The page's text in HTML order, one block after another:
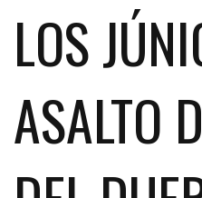
LOS
ASALTO